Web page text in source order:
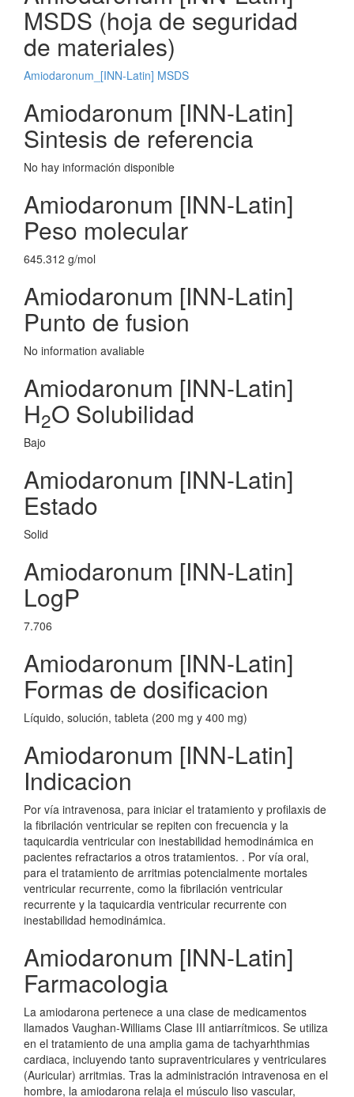
MSDS (hoja de seguridad
de materiales)
Amiodaronum_[INN-Latin] MSDS
Amiodaronum [INN-Latin]
Sintesis de referencia
No hay información disponible
Amiodaronum [INN-Latin]
Peso molecular
645.312 g/mol
Amiodaronum [INN-Latin]
Punto de fusion
No information avaliable
Amiodaronum [INN-Latin]
H2O Solubilidad
Bajo
Amiodaronum [INN-Latin]
Estado
Solid
Amiodaronum [INN-Latin]
LogP
7.706
Amiodaronum [INN-Latin]
Formas de dosificacion
Líquido, solución, tableta (200 mg y 400 mg)
Amiodaronum [INN-Latin]
Indicacion
Por vía intravenosa, para iniciar el tratamiento y profilaxis de
la fibrilación ventricular se repiten con frecuencia y la
taquicardia ventricular con inestabilidad hemodinámica en
pacientes refractarios a otros tratamientos. . Por vía oral,
para el tratamiento de arritmias potencialmente mortales
ventricular recurrente, como la fibrilación ventricular
recurrente y la taquicardia ventricular recurrente con
inestabilidad hemodinámica.
Amiodaronum [INN-Latin]
Farmacologia
La amiodarona pertenece a una clase de medicamentos
llamados Vaughan-Williams Clase III antiarrítmicos. Se utiliza
en el tratamiento de una amplia gama de tachyarhthmias
cardiaca, incluyendo tanto supraventriculares y ventriculares
(Auricular) arritmias. Tras la administración intravenosa en el
hombre, la amiodarona relaja el músculo liso vascular,